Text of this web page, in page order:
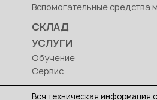
Вспомогательные средства
СКЛАД
УСЛУГИ
Обучение
Сервис
Вся техническая информация